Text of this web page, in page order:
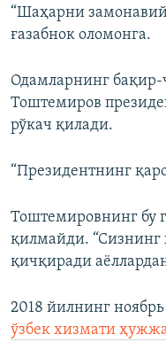
“Шаҳарни
ғазабнок оломонга.
Одамларнинг
Тоштемиров
рўкач қилади.
“Президентнинг
Тоштемировнинг бу
қилмайди. “Сизнинг
қичқиради
2018 йилнинг
ўзбек хизмати